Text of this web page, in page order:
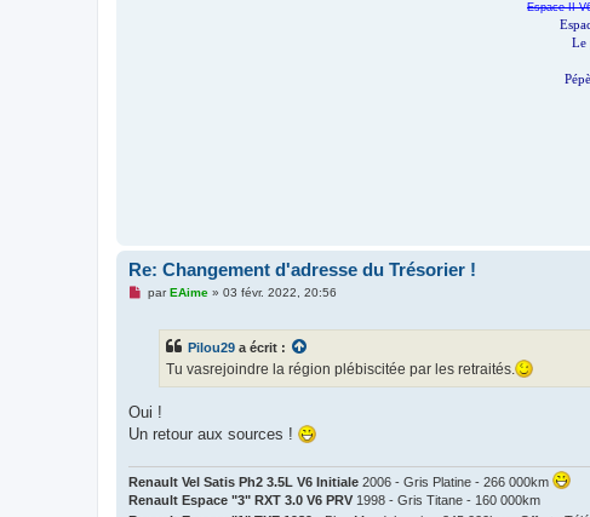
Espace II
Le
Re: Changement d'adresse du Trésorier !
M
o
n
l
parEAime» 03 févr. 2022, 20:56
Pilou29 a écrit :
Tu vasrejoindre la région plébiscitée par les retraités.
Oui !
Un retour aux sources !
Renault Vel Satis Ph2 3.5L V6 Initiale 2006 - Gris Platine - 266 000km
Renault Espace "3" RXT 3.0 V6 PRV 1998 - Gris Titane - 160 000km